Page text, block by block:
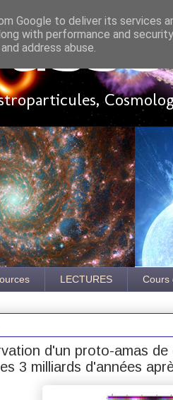
LECTURES Cours
d'un proto-amas
3 milliards d'années
Google to deliver its services
with performance and
address abuse.